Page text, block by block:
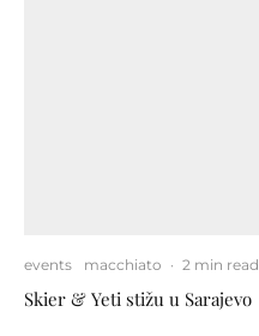
events macchiato · 2 min read
Skier & Yeti stižu u Sarajevo